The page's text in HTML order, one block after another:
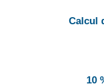
Calcul
10